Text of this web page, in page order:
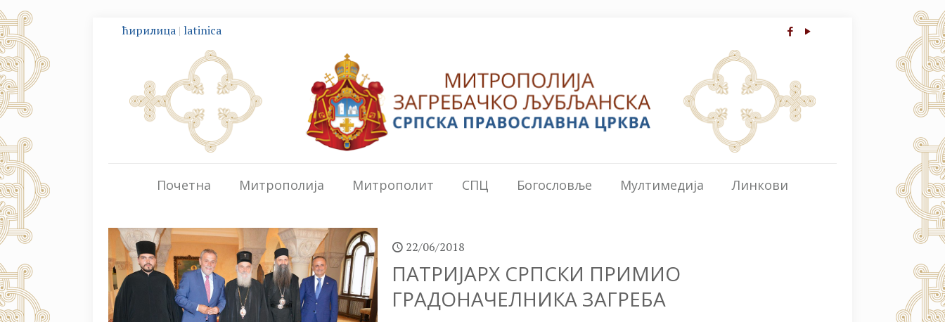
ћирилица | latinica
Почетна Митрополија Митрополит СПЦ Богословље Мултимедија Линкови
22/06/2018
ПАТРИЈАРХ СРПСКИ ПРИМИО
ГРАДОНАЧЕЛНИКА ЗАГРЕБА